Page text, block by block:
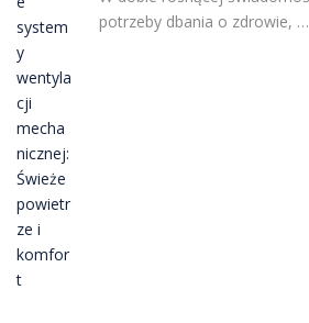
potrzeby dbania o zdrowie, …